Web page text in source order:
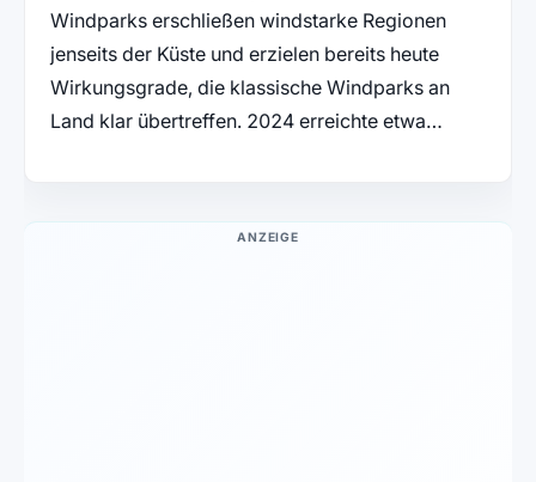
Windparks erschließen windstarke Regionen
jenseits der Küste und erzielen bereits heute
Wirkungsgrade, die klassische Windparks an
Land klar übertreffen. 2024 erreichte etwa…
ANZEIGE